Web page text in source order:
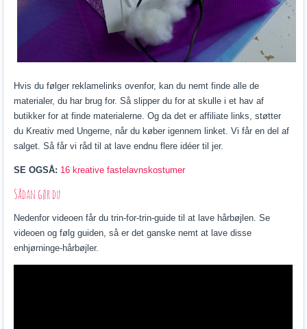
Hvis du følger reklamelinks ovenfor, kan du nemt finde alle de
materialer, du har brug for. Så slipper du for at skulle i et hav af
butikker for at finde materialerne. Og da det er affiliate links, støtter
du Kreativ med Ungerne, når du køber igennem linket. Vi får en del af
salget. Så får vi råd til at lave endnu flere idéer til jer.
SE OGSÅ: 16 kreative fastelavnskostumer
Sådan gør du
Nedenfor videoen får du trin-for-trin-guide til at lave hårbøjlen. Se
videoen og følg guiden, så er det ganske nemt at lave disse
enhjørninge-hårbøjler.